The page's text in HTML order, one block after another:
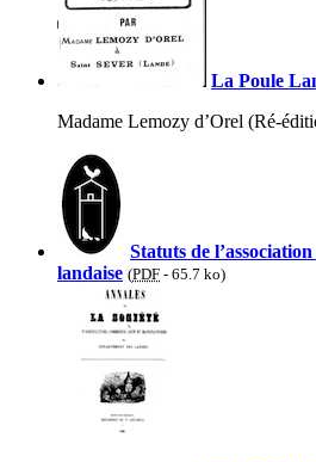
La Poule
Madame Lemozy d’Orel (Ré-
Statuts de
landaise (PDF - 65.7 ko)